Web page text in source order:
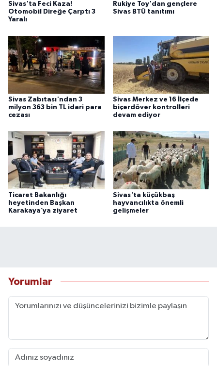
Sivas'ta Feci Kaza!
Otomobil Direğe Çarptı 3
Yaralı
Rukiye Toy'dan gençlere
Sivas BTÜ tanıtımı
Sivas Zabıtası'ndan 3
milyon 363 bin TL idari para
cezası
Sivas Merkez ve 16 İlçede
biçerdöver kontrolleri
devam ediyor
Ticaret Bakanlığı
heyetinden Başkan
Karakaya’ya ziyaret
Sivas'ta küçükbaş
hayvancılıkta önemli
gelişmeler
Yorumlar